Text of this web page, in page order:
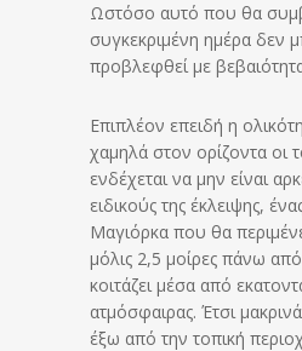
Ωστόσο αυτό που θα
συγκεκριμένη ημέρα δεν
προβλεφθεί με
Επιπλέον επειδή η
χαμηλά στον ορίζοντα οι
ενδέχεται να μην είναι
ειδικούς της έκλειψης,
Μαγιόρκα που θα
μόλις 2,5 μοίρες πάνω
κοιτάζει μέσα από
ατμόσφαιρας. Έτσι
έξω από την τοπική